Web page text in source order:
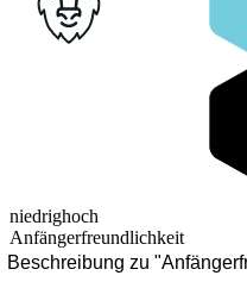
niedrighoch
Anfängerfreundlichkeit
Beschreibung zu